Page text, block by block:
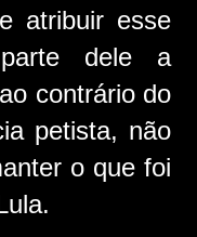
atribuir esse
dele a
contrário do
petista, não
o que foi